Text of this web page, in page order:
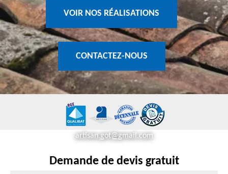
VOIR NOS RÉALISATIONS
CONTACTEZ-NOUS
artisan.got@gmail.com
Demande de devis gratuit